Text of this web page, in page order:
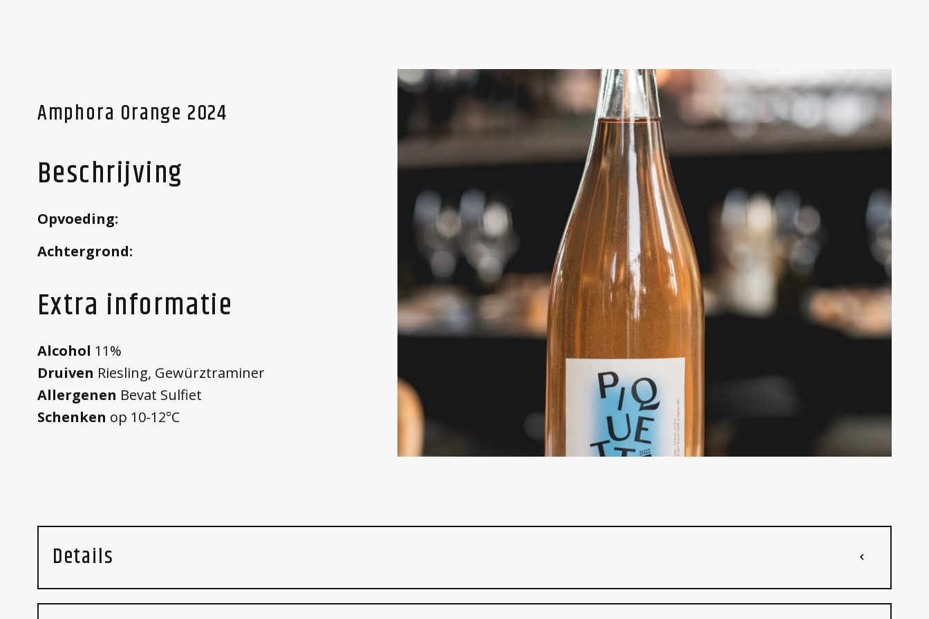
Amphora Orange 2024
Beschrijving
Opvoeding:
Achtergrond:
Extra informatie
Alcohol 11%
Druiven Riesling, Gewürztraminer
Allergenen Bevat Sulfiet
Schenken op 10-12°C
Details